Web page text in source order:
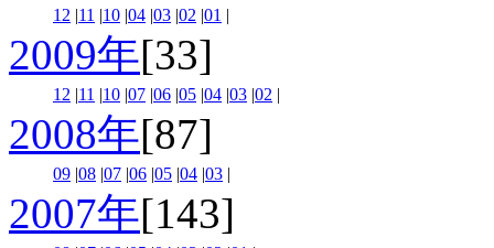
12 |11 |10 |04 |03 |02 |01 |
2009年[33]
12 |11 |10 |07 |06 |05 |04 |03 |02 |
2008年[87]
09 |08 |07 |06 |05 |04 |03 |
2007年[143]